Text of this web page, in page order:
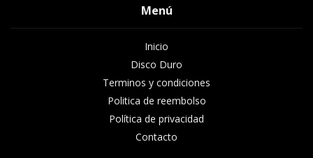
Menú
Inicio
Disco Duro
Terminos y condiciones
Politica de reembolso
Política de privacidad
Contacto